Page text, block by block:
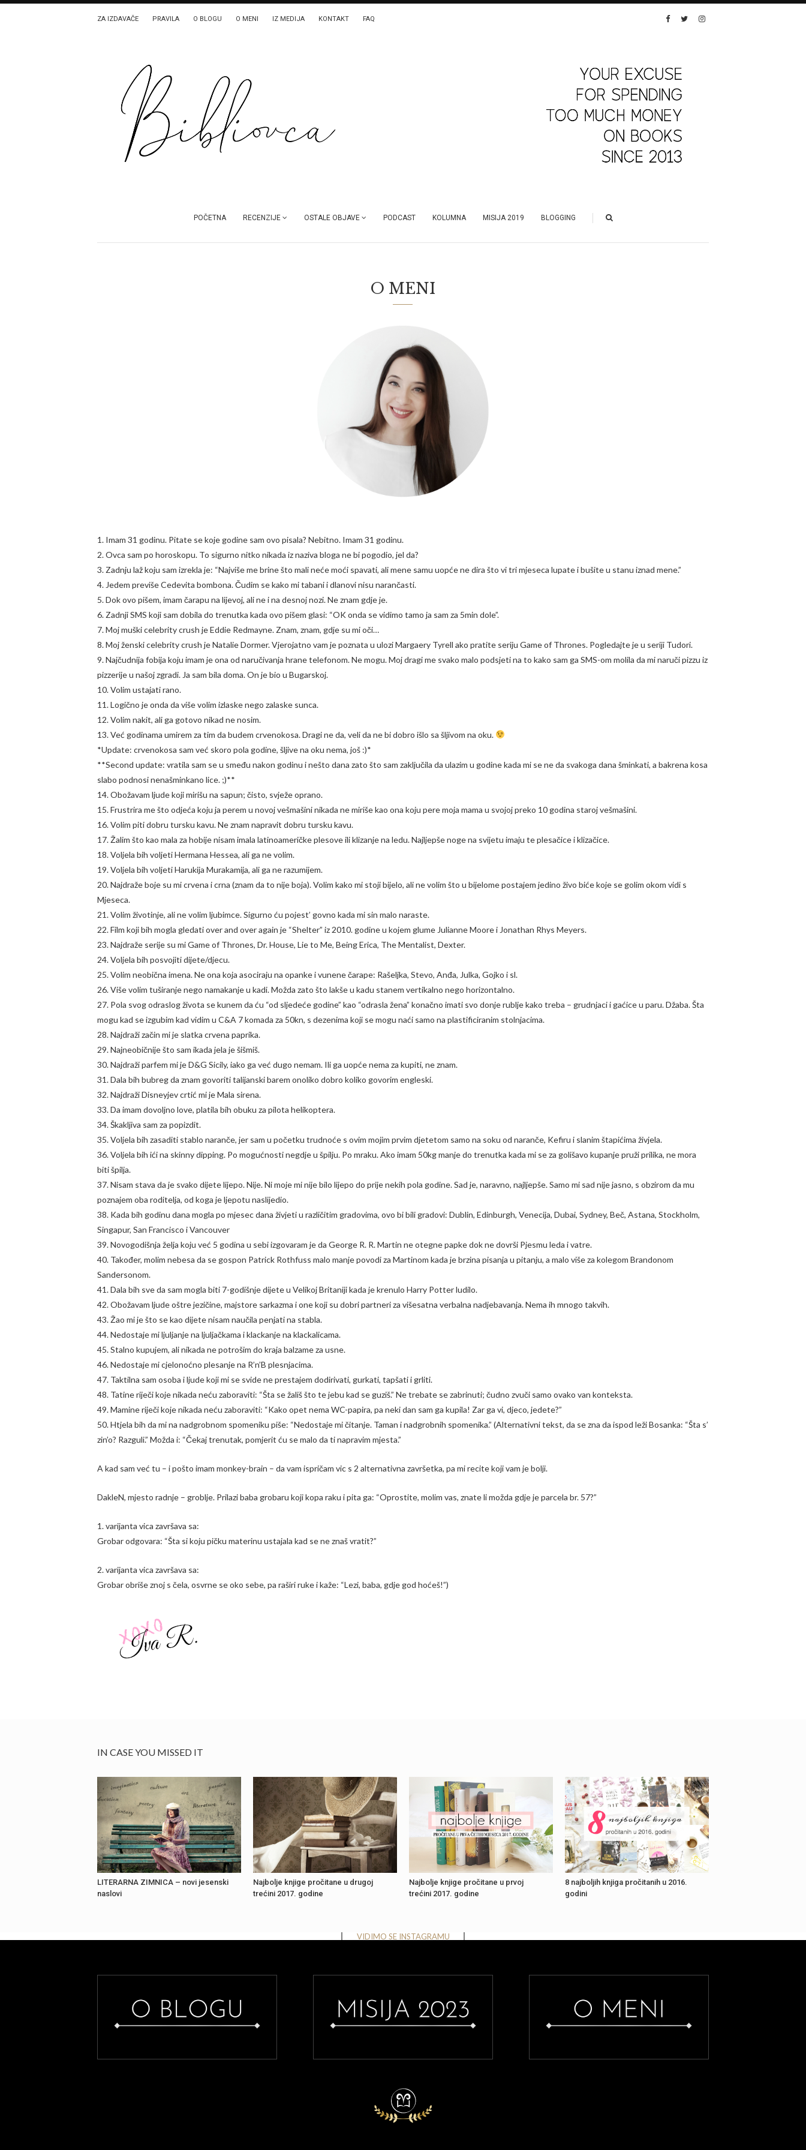
ZA IZDAVAČE PRAVILA O BLOGU O MENI IZ MEDIJA KONTAKT FAQ
POČETNA RECENZIJE OSTALE OBJAVE PODCAST KOLUMNA MISIJA 2019 BLOGGING
O MENI
1. Imam 31 godinu. Pitate se koje godine sam ovo pisala? Nebitno. Imam 31 godinu.
2. Ovca sam po horoskopu. To sigurno nitko nikada iz naziva bloga ne bi pogodio, jel da?
3. Zadnju laž koju sam izrekla je: “Najviše me brine što mali neće moći spavati, ali mene samu uopće ne dira što vi tri mjeseca lupate i bušite u stanu iznad mene.”
4. Jedem previše Cedevita bombona. Čudim se kako mi tabani i dlanovi nisu narančasti.
5. Dok ovo pišem, imam čarapu na lijevoj, ali ne i na desnoj nozi. Ne znam gdje je.
6. Zadnji SMS koji sam dobila do trenutka kada ovo pišem glasi: “OK onda se vidimo tamo ja sam za 5min dole”.
7. Moj muški celebrity crush je Eddie Redmayne. Znam, znam, gdje su mi oči…
8. Moj ženski celebrity crush je Natalie Dormer. Vjerojatno vam je poznata u ulozi Margaery Tyrell ako pratite seriju Game of Thrones. Pogledajte je u seriji Tudori.
9. Najčudnija fobija koju imam je ona od naručivanja hrane telefonom. Ne mogu. Moj dragi me svako malo podsjeti na to kako sam ga SMS-om molila da mi naruči pizzu iz
pizzerije u našoj zgradi. Ja sam bila doma. On je bio u Bugarskoj.
10. Volim ustajati rano.
11. Logično je onda da više volim izlaske nego zalaske sunca.
12. Volim nakit, ali ga gotovo nikad ne nosim.
13. Već godinama umirem za tim da budem crvenokosa. Dragi ne da, veli da ne bi dobro išlo sa šljivom na oku.
*Update: crvenokosa sam već skoro pola godine, šljive na oku nema, još :)*
**Second update: vratila sam se u smeđu nakon godinu i nešto dana zato što sam zaključila da ulazim u godine kada mi se ne da svakoga dana šminkati, a bakrena kosa
slabo podnosi nenašminkano lice. ;)**
14. Obožavam ljude koji mirišu na sapun; čisto, svježe oprano.
15. Frustrira me što odjeća koju ja perem u novoj vešmašini nikada ne miriše kao ona koju pere moja mama u svojoj preko 10 godina staroj vešmašini.
16. Volim piti dobru tursku kavu. Ne znam napravit dobru tursku kavu.
17. Žalim što kao mala za hobije nisam imala latinoameričke plesove ili klizanje na ledu. Najljepše noge na svijetu imaju te plesačice i klizačice.
18. Voljela bih voljeti Hermana Hessea, ali ga ne volim.
19. Voljela bih voljeti Harukija Murakamija, ali ga ne razumijem.
20. Najdraže boje su mi crvena i crna (znam da to nije boja). Volim kako mi stoji bijelo, ali ne volim što u bijelome postajem jedino živo biće koje se golim okom vidi s
Mjeseca.
21. Volim životinje, ali ne volim ljubimce. Sigurno ću pojest’ govno kada mi sin malo naraste.
22. Film koji bih mogla gledati over and over again je “Shelter” iz 2010. godine u kojem glume Julianne Moore i Jonathan Rhys Meyers.
23. Najdraže serije su mi Game of Thrones, Dr. House, Lie to Me, Being Erica, The Mentalist, Dexter.
24. Voljela bih posvojiti dijete/djecu.
25. Volim neobična imena. Ne ona koja asociraju na opanke i vunene čarape: Rašeljka, Stevo, Anđa, Julka, Gojko i sl.
26. Više volim tuširanje nego namakanje u kadi. Možda zato što lakše u kadu stanem vertikalno nego horizontalno.
27. Pola svog odraslog života se kunem da ću “od sljedeće godine” kao “odrasla žena” konačno imati svo donje rublje kako treba – grudnjaci i gaćice u paru. Džaba. Šta
mogu kad se izgubim kad vidim u C&A 7 komada za 50kn, s dezenima koji se mogu naći samo na plastificiranim stolnjacima.
28. Najdraži začin mi je slatka crvena paprika.
29. Najneobičnije što sam ikada jela je šišmiš.
30. Najdraži parfem mi je D&G Sicily, iako ga već dugo nemam. Ili ga uopće nema za kupiti, ne znam.
31. Dala bih bubreg da znam govoriti talijanski barem onoliko dobro koliko govorim engleski.
32. Najdraži Disneyjev crtić mi je Mala sirena.
33. Da imam dovoljno love, platila bih obuku za pilota helikoptera.
34. Škakljiva sam za popizdit.
35. Voljela bih zasaditi stablo naranče, jer sam u početku trudnoće s ovim mojim prvim djetetom samo na soku od naranče, Kefiru i slanim štapićima živjela.
36. Voljela bih ići na skinny dipping. Po mogućnosti negdje u špilju. Po mraku. Ako imam 50kg manje do trenutka kada mi se za golišavo kupanje pruži prilika, ne mora
biti špilja.
37. Nisam stava da je svako dijete lijepo. Nije. Ni moje mi nije bilo lijepo do prije nekih pola godine. Sad je, naravno, najljepše. Samo mi sad nije jasno, s obzirom da mu
poznajem oba roditelja, od koga je ljepotu naslijedio.
38. Kada bih godinu dana mogla po mjesec dana živjeti u različitim gradovima, ovo bi bili gradovi: Dublin, Edinburgh, Venecija, Dubai, Sydney, Beč, Astana, Stockholm,
Singapur, San Francisco i Vancouver
39. Novogodišnja želja koju već 5 godina u sebi izgovaram je da George R. R. Martin ne otegne papke dok ne dovrši Pjesmu leda i vatre.
40. Također, molim nebesa da se gospon Patrick Rothfuss malo manje povodi za Martinom kada je brzina pisanja u pitanju, a malo više za kolegom Brandonom
Sandersonom.
41. Dala bih sve da sam mogla biti 7-godišnje dijete u Velikoj Britaniji kada je krenulo Harry Potter ludilo.
42. Obožavam ljude oštre jezičine, majstore sarkazma i one koji su dobri partneri za višesatna verbalna nadjebavanja. Nema ih mnogo takvih.
43. Žao mi je što se kao dijete nisam naučila penjati na stabla.
44. Nedostaje mi ljuljanje na ljuljačkama i klackanje na klackalicama.
45. Stalno kupujem, ali nikada ne potrošim do kraja balzame za usne.
46. Nedostaje mi cjelonoćno plesanje na R’n’B plesnjacima.
47. Taktilna sam osoba i ljude koji mi se svide ne prestajem dodirivati, gurkati, tapšati i grliti.
48. Tatine riječi koje nikada neću zaboraviti: “Šta se žališ što te jebu kad se guziš.” Ne trebate se zabrinuti; čudno zvuči samo ovako van konteksta.
49. Mamine riječi koje nikada neću zaboraviti: “Kako opet nema WC-papira, pa neki dan sam ga kupila! Zar ga vi, djeco, jedete?”
50. Htjela bih da mi na nadgrobnom spomeniku piše: “Nedostaje mi čitanje. Taman i nadgrobnih spomenika.” (Alternativni tekst, da se zna da ispod leži Bosanka: “Šta s’
zin’o? Razguli.” Možda i: “Čekaj trenutak, pomjerit ću se malo da ti napravim mjesta.”
A kad sam već tu – i pošto imam monkey-brain – da vam ispričam vic s 2 alternativna završetka, pa mi recite koji vam je bolji.
DakleN, mjesto radnje – groblje. Prilazi baba grobaru koji kopa raku i pita ga: “Oprostite, molim vas, znate li možda gdje je parcela br. 57?”
1. varijanta vica završava sa:
Grobar odgovara: “Šta si koju pičku materinu ustajala kad se ne znaš vratit?”
2. varijanta vica završava sa:
Grobar obriše znoj s čela, osvrne se oko sebe, pa raširi ruke i kaže: “Lezi, baba, gdje god hoćeš!”)
IN CASE YOU MISSED IT
LITERARNA ZIMNICA – novi jesenski
naslovi
Najbolje knjige pročitane u drugoj
trećini 2017. godine
Najbolje knjige pročitane u prvoj
trećini 2017. godine
8 najboljih knjiga pročitanih u 2016.
godini
VIDIMO SE INSTAGRAMU
Instagram has returned invalid data.